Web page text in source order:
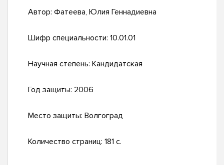
Автор: Фатеева, Юлия Геннадиевна
Шифр специальности: 10.01.01
Научная степень: Кандидатская
Год защиты: 2006
Место защиты: Волгоград
Количество страниц: 181 с.